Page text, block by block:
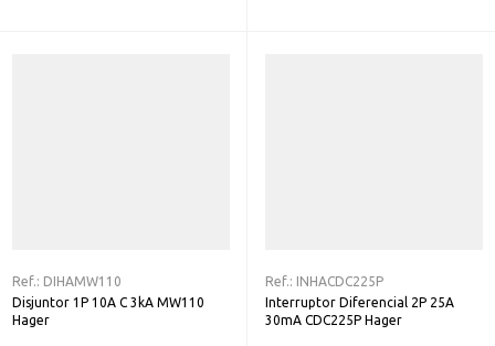
Ref.: DIHAMW110
Disjuntor 1P 10A C 3kA MW110
Hager
Ref.: INHACDC225P
Interruptor Diferencial 2P 25A
30mA CDC225P Hager